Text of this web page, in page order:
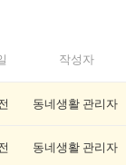
작성자
동네생활 관리자
동네생활 관리자